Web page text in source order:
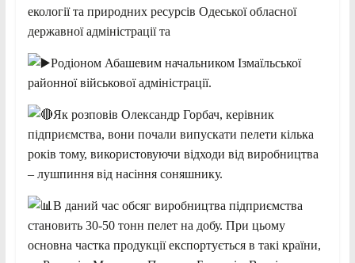
екології та природних ресурсів Одеської обласної
державної адміністрації та
Родіоном Абашевим начальником Ізмаїльської
районної військової адміністрації.
Як розповів Олександр Горбач, керівник
підприємства, вони почали випускати пелети кілька
років тому, використовуючи відходи від виробництва
– лушпиння від насіння соняшнику.
В даний час обсяг виробництва підприємства
становить 30-50 тонн пелет на добу. При цьому
основна частка продукції експортується в такі країни,